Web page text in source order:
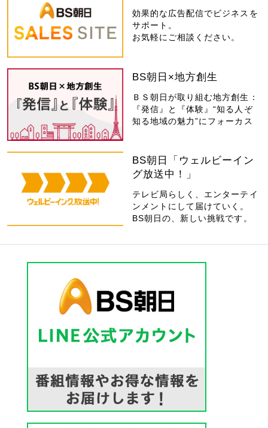
効果的な広告配信でビジネスを
サポート。
お気軽にご相談ください。
BS朝日×地方創生
ＢＳ朝日が取り組む地方創生：
『発信』と『体験』“知る人ぞ
知る地域の魅力”にフォーカス
BS朝日「ウェルビーイン
グ放送中！」
テレビ局らしく、エンターテイ
ンメントにして届けていく。
BS朝日の、新しい挑戦です。